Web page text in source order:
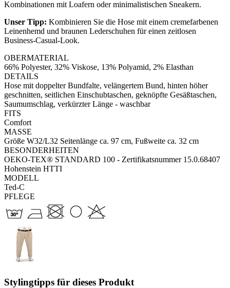
Kombinationen mit Loafern oder minimalistischen Sneakern.
Unser Tipp: Kombinieren Sie die Hose mit einem cremefarbenen
Leinenhemd und braunen Lederschuhen für einen zeitlosen
Business-Casual-Look.
OBERMATERIAL
66% Polyester, 32% Viskose, 13% Polyamid, 2% Elasthan
DETAILS
Hose mit doppelter Bundfalte, velängertem Bund, hinten höher
geschnitten, seitlichen Einschubtaschen, geknöpfte Gesäßtaschen,
Saumumschlag, verkürzter Länge - waschbar
FITS
Comfort
MASSE
Größe W32/L32 Seitenlänge ca. 97 cm, Fußweite ca. 32 cm
BESONDERHEITEN
OEKO-TEX® STANDARD 100 - Zertifikatsnummer 15.0.68407
Hohenstein HTTI
MODELL
Ted-C
PFLEGE
Stylingtipps für dieses Produkt